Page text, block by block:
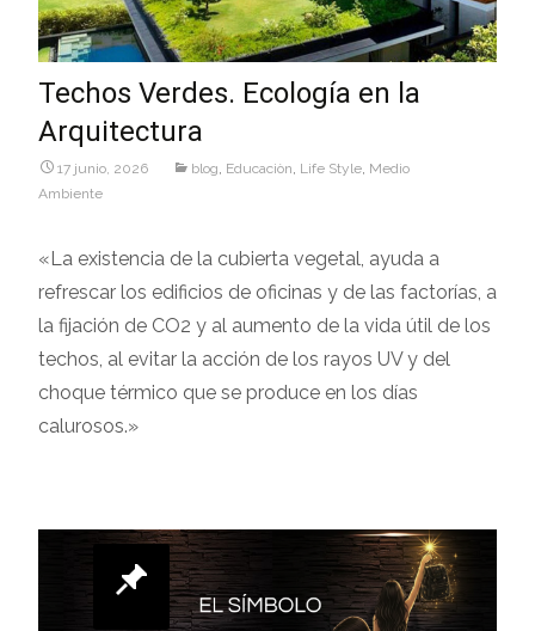
Techos Verdes. Ecología en la
Arquitectura
17 junio, 2026 blog, Educaciòn, Life Style, Medio
Ambiente
«La existencia de la cubierta vegetal, ayuda a
refrescar los edificios de oficinas y de las factorías, a
la fijación de CO2 y al aumento de la vida útil de los
techos, al evitar la acción de los rayos UV y del
choque térmico que se produce en los días
calurosos.»